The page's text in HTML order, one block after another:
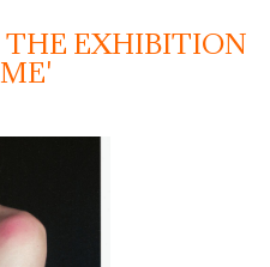
THE EXHIBITION